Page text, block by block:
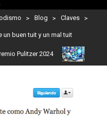
> Blog > Claves >
un buen tuit y un mal tuit
Pulitzer 2024 Usuarios